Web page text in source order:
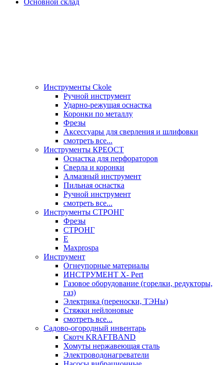
Основной склад
Инструменты Ckole
Ручной инструмент
Ударно‑режущая оснастка
Коронки по металлу
Фрезы
Аксессуары для сверления и шлифовки
смотреть все...
Инструменты КРЕОСТ
Оснастка для перфораторов
Сверла и коронки
Алмазный инструмент
Пильная оснастка
Ручной инструмент
смотреть все...
Инструменты СТРОНГ
Фрезы
СТРОНГ
Е
Maxprospa
Инструмент
Огнеупорные материалы
ИНСТРУМЕНТ X- Pert
Газовое оборудование (горелки, редукторы,
газ)
Электрика (переноски, ТЭНы)
Стяжки нейлоновые
смотреть все...
Садово-огородный инвентарь
Скотч KRAFTBAND
Хомуты нержавеющая сталь
Электроводонагреватели